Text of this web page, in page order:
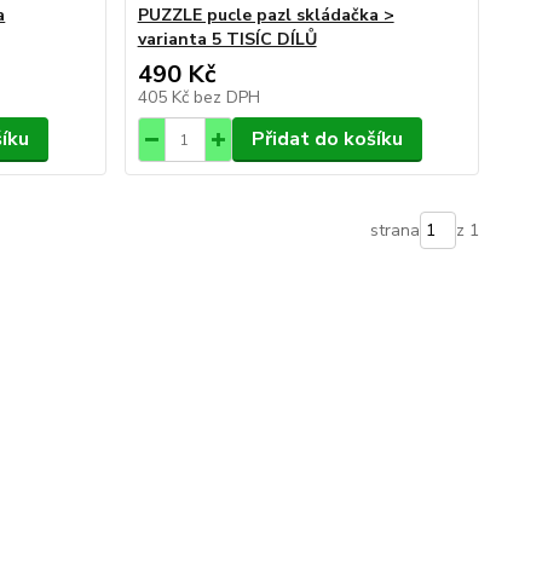
PUZZLE pucle pazl skládačka >
varianta 5 TISÍC DÍLŮ
490 Kč
405 Kč bez DPH
Přidat do košíku
strana z 1